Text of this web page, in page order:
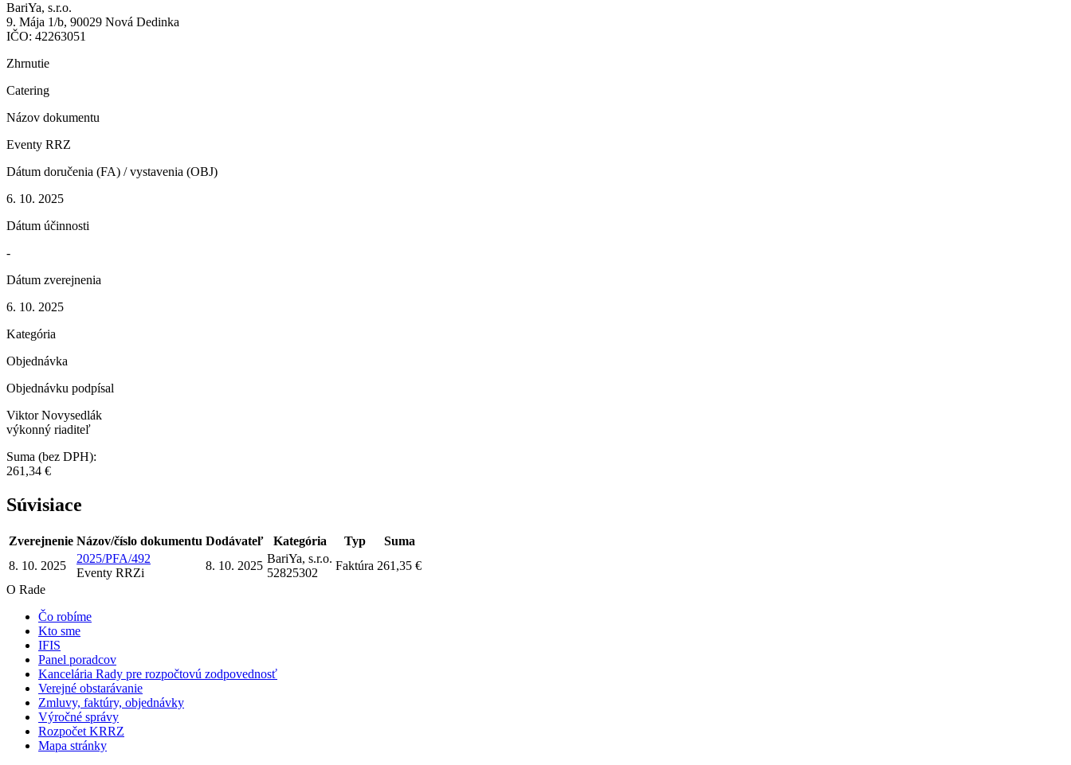
BariYa, s.r.o.
9. Mája 1/b, 90029 Nová Dedinka
IČO: 42263051
Zhrnutie
Catering
Názov dokumentu
Eventy RRZ
Dátum doručenia (FA) / vystavenia (OBJ)
6. 10. 2025
Dátum účinnosti
-
Dátum zverejnenia
6. 10. 2025
Kategória
Objednávka
Objednávku podpísal
Viktor Novysedlák
výkonný riaditeľ
Suma (bez DPH):
261,34 €
Súvisiace
Zverejnenie Názov/číslo dokumentu Dodávateľ Kategória Typ
Suma
8. 10. 2025
2025/PFA/492
Eventy RRZi
8. 10. 2025
BariYa, s.r.o.
52825302
Faktúra 261,35 €
O Rade
Čo robíme
Kto sme
IFIS
Panel poradcov
Kancelária Rady pre rozpočtovú zodpovednosť
Verejné obstarávanie
Zmluvy, faktúry, objednávky
Výročné správy
Rozpočet KRRZ
Mapa stránky